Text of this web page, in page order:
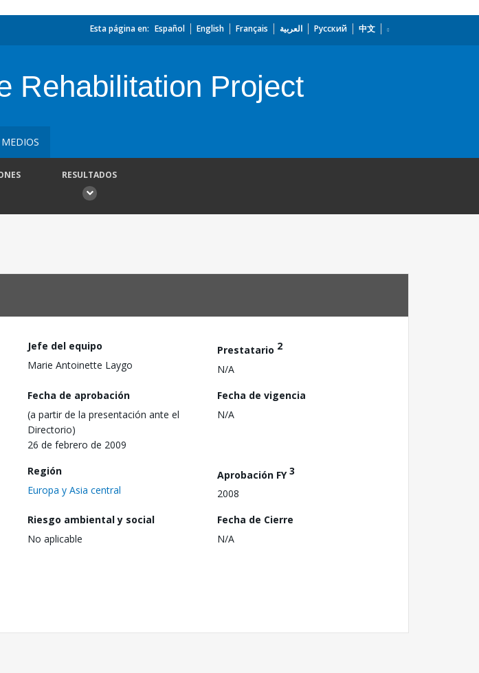
Esta página en: Español English Français العربية Русский 中文
Rehabilitation Project
RESULTADOS
Jefe del equipo
Marie Antoinette Laygo
Prestatario 2
N/A
Fecha de aprobación
(a partir de la presentación ante el
Directorio)
26 de febrero de 2009
Fecha de vigencia
N/A
Región
Europa y Asia central
Aprobación FY3
2008
Riesgo ambiental y social
No aplicable
Fecha de Cierre
N/A